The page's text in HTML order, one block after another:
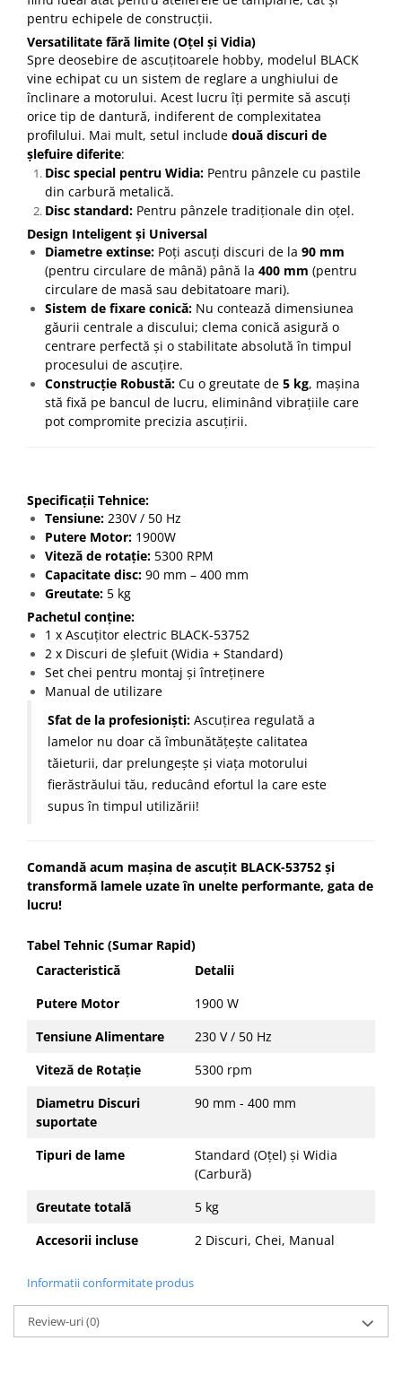
pentru echipele de construcții.
Versatilitate fără limite (Oțel și Vidia)
Spre deosebire de ascuțitoarele hobby, modelul BLACK
vine echipat cu un sistem de reglare a unghiului de
înclinare a motorului. Acest lucru îți permite să ascuți
orice tip de dantură, indiferent de complexitatea
profilului. Mai mult, setul include două discuri de
șlefuire diferite:
Disc special pentru Widia: Pentru pânzele cu pastile
din carbură metalică.
Disc standard: Pentru pânzele tradiționale din oțel.
Design Inteligent și Universal
Diametre extinse: Poți ascuți discuri de la 90 mm
(pentru circulare de mână) până la 400 mm (pentru
circulare de masă sau debitatoare mari).
Sistem de fixare conică: Nu contează dimensiunea
găurii centrale a discului; clema conică asigură o
centrare perfectă și o stabilitate absolută în timpul
procesului de ascuțire.
Construcție Robustă: Cu o greutate de 5 kg, mașina
stă fixă pe bancul de lucru, eliminând vibrațiile care
pot compromite precizia ascuțirii.
Specificații Tehnice:
Tensiune: 230V / 50 Hz
Putere Motor: 1900W
Viteză de rotație: 5300 RPM
Capacitate disc: 90 mm – 400 mm
Greutate: 5 kg
Pachetul conține:
1 x Ascuțitor electric BLACK-53752
2 x Discuri de șlefuit (Widia + Standard)
Set chei pentru montaj și întreținere
Manual de utilizare
Sfat de la profesioniști: Ascuțirea regulată a
lamelor nu doar că îmbunătățește calitatea
tăieturii, dar prelungește și viața motorului
fierăstrăului tău, reducând efortul la care este
supus în timpul utilizării!
Comandă acum mașina de ascuțit BLACK-53752 și
transformă lamele uzate în unelte performante, gata de
lucru!
Tabel Tehnic (Sumar Rapid)
Caracteristică
Detalii
Putere Motor
1900 W
Tensiune Alimentare
230 V / 50 Hz
Viteză de Rotație
5300 rpm
Diametru Discuri
suportate
90 mm - 400 mm
Tipuri de lame
Standard (Oțel) și Widia
(Carbură)
Greutate totală
5 kg
Accesorii incluse
2 Discuri, Chei, Manual
Informatii conformitate produs
Review-uri(0)